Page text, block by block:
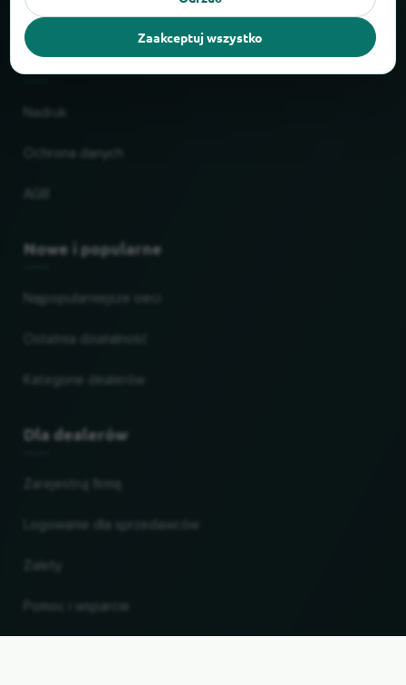
Partnerzy
Prawne
Ochrona danych
Nowe i popularne
Najpopularniejsze sieci
Dla dealerów
Zarejestruj firmę
Logowanie dla sprzedawców
Zaakceptuj wszystko